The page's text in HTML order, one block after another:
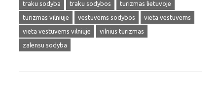
traku sodyba
traku sodybos
turizmas lietuvoje
turizmas vilniuje
vestuvems sodybos
vieta vestuvems
vieta vestuvems vilniuje
vilnius turizmas
zalensu sodyba